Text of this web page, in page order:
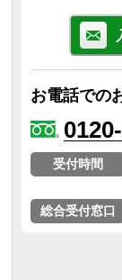
お電話での
受付時間
総合受付窓口